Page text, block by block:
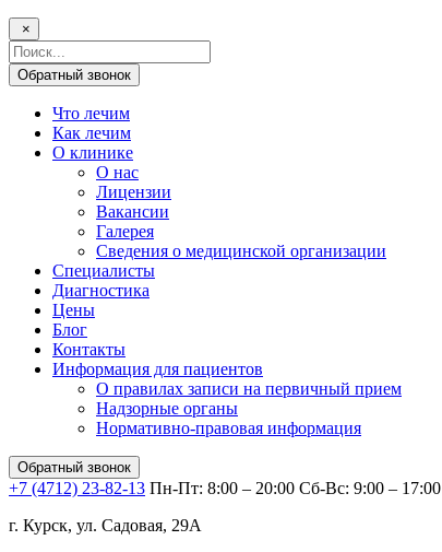
×
Поисковый
запрос
Обратный звонок
Что лечим
Как лечим
О клинике
О нас
Лицензии
Вакансии
Галерея
Сведения о медицинской организации
Специалисты
Диагностика
Цены
Блог
Контакты
Информация для пациентов
О правилах записи на первичный прием
Надзорные органы
Нормативно-правовая информация
Обратный звонок
+7 (4712) 23-82-13 Пн-Пт: 8:00 – 20:00 Сб-Вс: 9:00 – 17:00
г. Курск, ул. Садовая, 29А